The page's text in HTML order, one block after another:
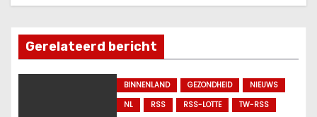
n
a
Gerelateerd bericht
BINNENLAND GEZONDHEID
NIEUWS
NL
RSS RSS-LOTTE TW-RSS